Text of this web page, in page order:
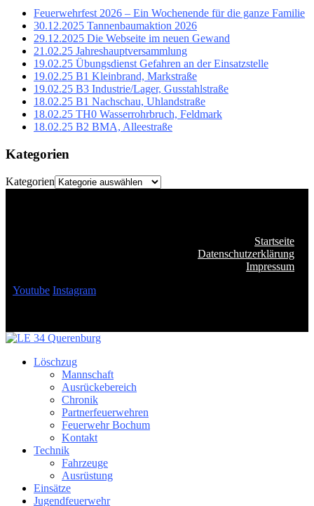
Feuerwehrfest 2026 – Ein Wochenende für die ganze Familie
30.12.2025 Tannenbaumaktion 2026
29.12.2025 Die Webseite im neuen Gewand
21.02.25 Jahreshauptversammlung
19.02.25 Übungsdienst Gefahren an der Einsatzstelle
19.02.25 B1 Kleinbrand, Markstraße
19.02.25 B3 Industrie/Lager, Gusstahlstraße
18.02.25 B1 Nachschau, Uhlandstraße
18.02.25 TH0 Wasserrohrbruch, Feldmark
18.02.25 B2 BMA, Alleestraße
Kategorien
Kategorien
Startseite
Datenschutzerklärung
Impressum
Youtube Instagram
Löschzug
Mannschaft
Ausrückebereich
Chronik
Partnerfeuerwehren
Feuerwehr Bochum
Kontakt
Technik
Fahrzeuge
Ausrüstung
Einsätze
Jugendfeuerwehr